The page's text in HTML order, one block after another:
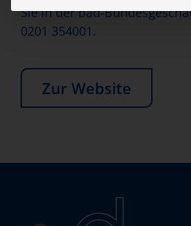
Sie in der bad-
0201 354001.
Zur Website